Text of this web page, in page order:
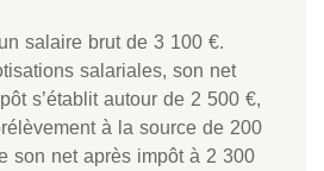
salaire brut de 3 100 €.
salariales, son net
s’établit autour de 2 500 €,
à la source de 200
son net après impôt à 2 300